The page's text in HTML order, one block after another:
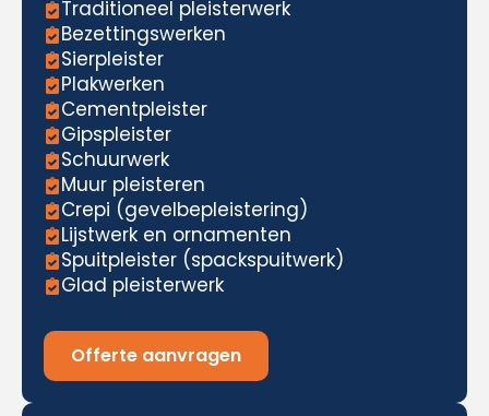
Traditioneel pleisterwerk
Bezettingswerken
Sierpleister
Plakwerken
Cementpleister
Gipspleister
Schuurwerk
Muur pleisteren
Crepi (gevelbepleistering)
Lijstwerk en ornamenten
Spuitpleister (spackspuitwerk)
Glad pleisterwerk
Offerte aanvragen